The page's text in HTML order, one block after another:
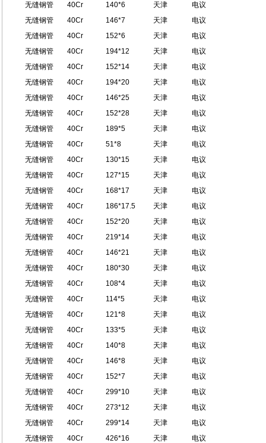
无缝钢管
40Cr 140*6 天津
电议
无缝钢管
40Cr 146*7 天津
电议
无缝钢管
40Cr 152*6 天津
电议
无缝钢管
40Cr 194*12 天津
电议
无缝钢管
40Cr 152*14 天津
电议
无缝钢管
40Cr 194*20 天津
电议
无缝钢管
40Cr 146*25 天津
电议
无缝钢管
40Cr 152*28 天津
电议
无缝钢管
40Cr 189*5 天津
电议
无缝钢管
40Cr 51*8 天津
电议
无缝钢管
40Cr 130*15 天津
电议
无缝钢管
40Cr 127*15 天津
电议
无缝钢管
40Cr 168*17 天津
电议
无缝钢管
40Cr 186*17.5 天津
电议
无缝钢管
40Cr 152*20 天津
电议
无缝钢管
40Cr 219*14 天津
电议
无缝钢管
40Cr 146*21 天津
电议
无缝钢管
40Cr 180*30 天津
电议
无缝钢管
40Cr 108*4 天津
电议
无缝钢管
40Cr 114*5 天津
电议
无缝钢管
40Cr 121*8 天津
电议
无缝钢管
40Cr 133*5 天津
电议
无缝钢管
40Cr 140*8 天津
电议
无缝钢管
40Cr 146*8 天津
电议
无缝钢管
40Cr 152*7 天津
电议
无缝钢管
40Cr 299*10 天津
电议
无缝钢管
40Cr 273*12 天津
电议
无缝钢管
40Cr 299*14 天津
电议
无缝钢管
40Cr 426*16 天津
电议